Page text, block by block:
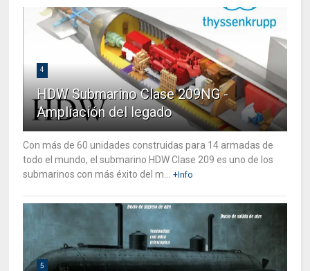
4
HDW Submarino Clase 209NG -
Ampliación del legado
Con más de 60 unidades construidas para 14 armadas de
todo el mundo, el submarino HDW Clase 209 es uno de los
submarinos con más éxito del m... +Info
5